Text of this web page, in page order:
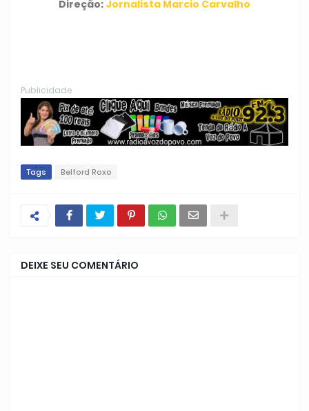
Direção: Jornalista Marcio Carvalho
Publicidade
Tags Belford Roxo
DEIXE SEU COMENTÁRIO